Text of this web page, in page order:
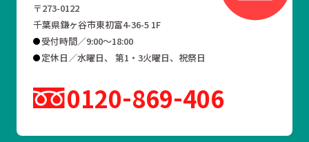
〒273-0122
千葉県鎌ヶ谷市東初富4-36-5 1F
受付時間／9:00～18:00
定休日／水曜日、 第1・3火曜日、祝祭日
0120 869 406